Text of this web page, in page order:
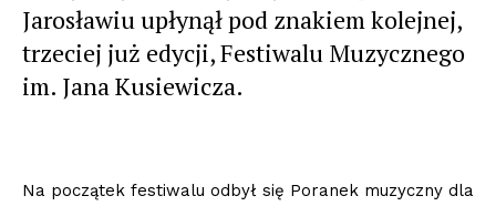
Jarosławiu upłynął pod znakiem kolejnej,
trzeciej już edycji, Festiwalu Muzycznego
im. Jana Kusiewicza.
Na początek festiwalu odbył się Poranek muzyczny dla